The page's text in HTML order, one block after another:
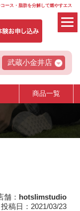
ース・脂肪を分解して燃やすエス
武蔵小金井店
商品一覧
舗： hotslimstudio
投稿日：2021/03/23